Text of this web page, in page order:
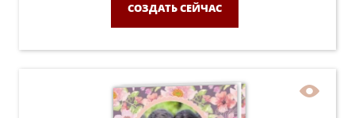
СОЗДАТЬ СЕЙЧАС